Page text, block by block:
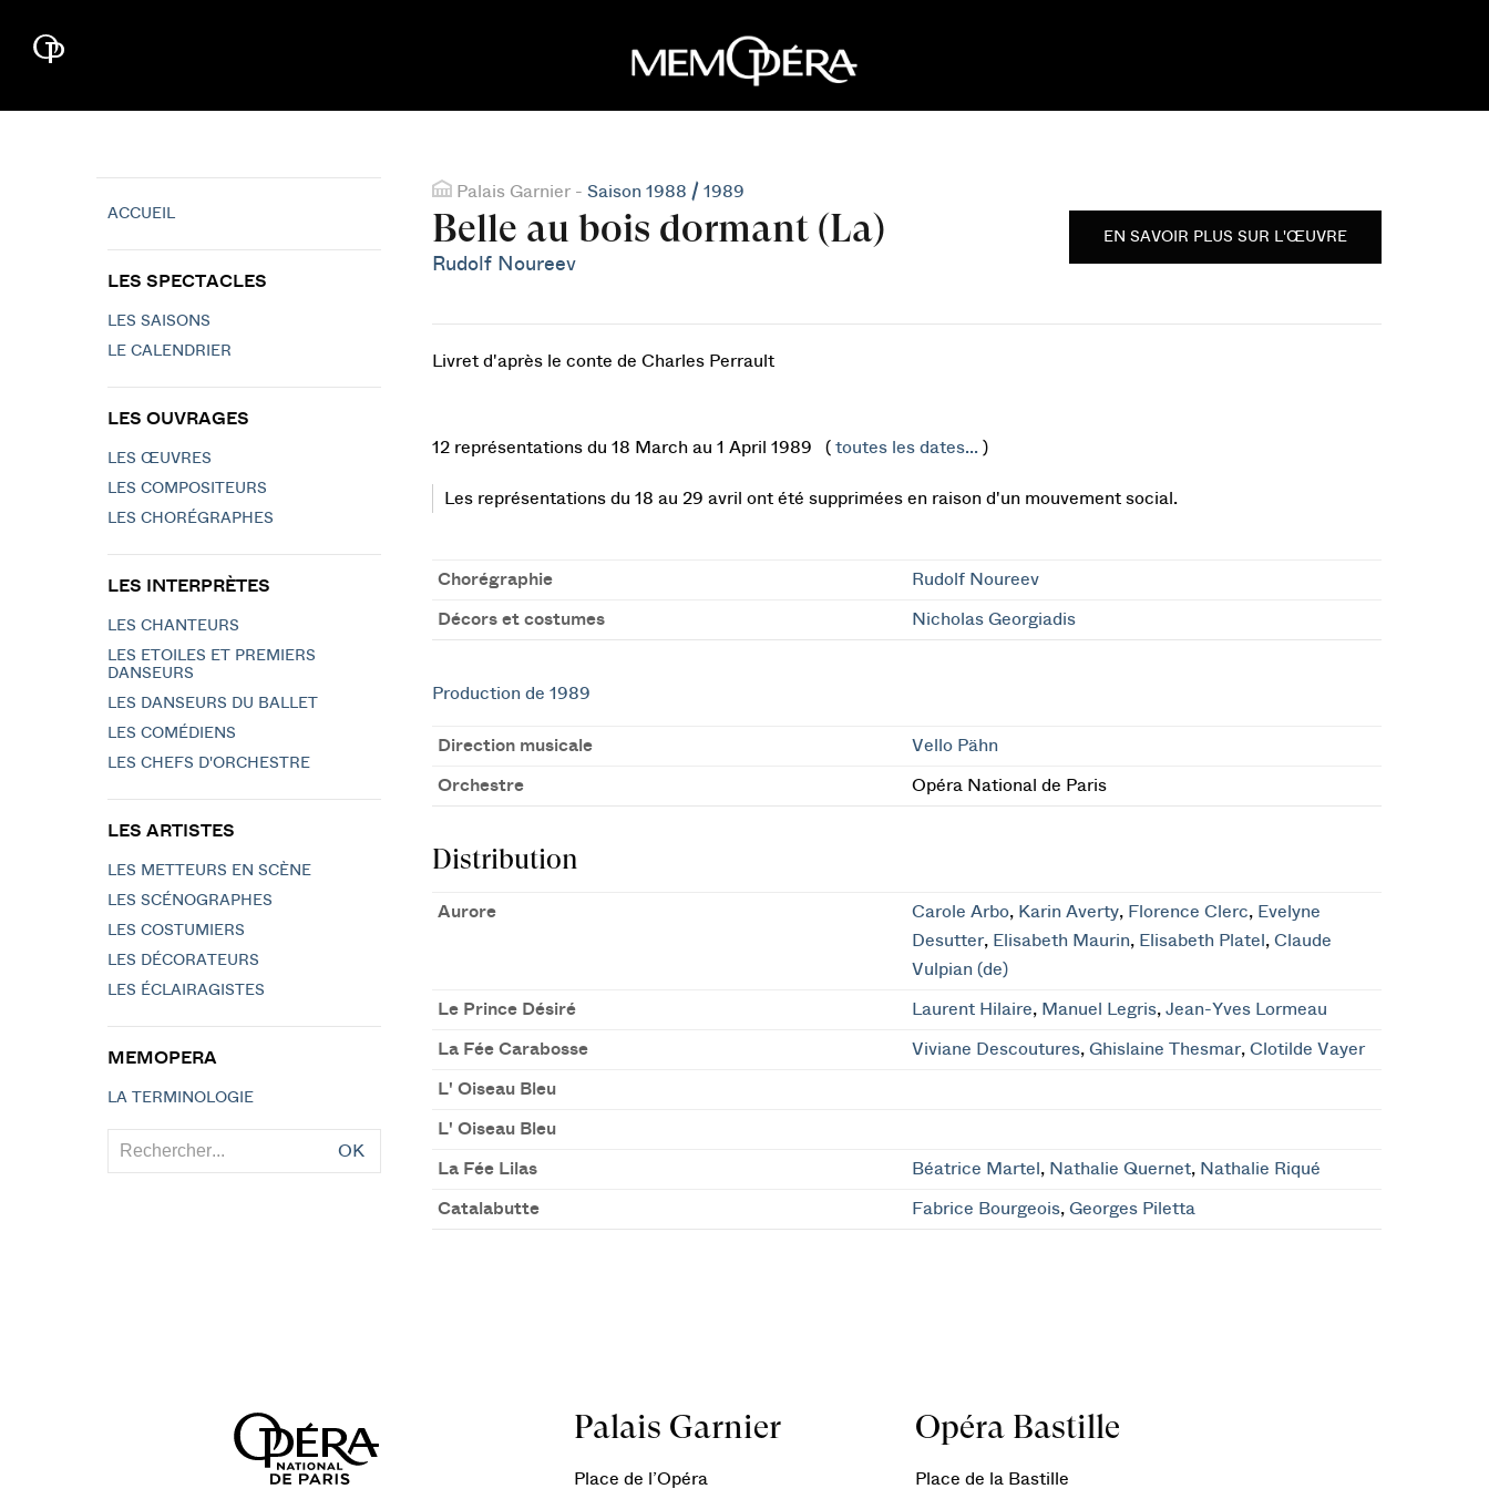
Palais Garnier - Saison 1988 / 1989
Belle au bois dormant (La)
Rudolf Noureev
EN SAVOIR PLUS SUR L'ŒUVRE
Livret d'après le conte de Charles Perrault
12 représentations du 18 March au 1 April 1989 ( toutes les dates...)
Les représentations du 18 au 29 avril ont été supprimées en raison d'un mouvement social.
Chorégraphie Rudolf Noureev
Décors et costumes Nicholas Georgiadis
Production de 1989
Direction musicale Vello Pähn
Orchestre Opéra National de Paris
Distribution
Aurore Carole Arbo, Karin Averty, Florence Clerc, Evelyne
Desutter, Elisabeth Maurin, Elisabeth Platel ,Claude
Vulpian (de)
Le Prince Désiré Laurent Hilaire, Manuel Legris,Jean-Yves Lormeau
La Fée Carabosse Viviane Descoutures,Ghislaine Thesmar,Clotilde Vayer
L' Oiseau Bleu
L' Oiseau Bleu
La Fée Lilas Béatrice Martel , Nathalie Quernet, Nathalie Riqué
Catalabutte Fabrice Bourgeois,Georges Piletta
ACCUEIL
LES SPECTACLES
LES SAISONS
LE CALENDRIER
LES OUVRAGES
LES ŒUVRES
LES COMPOSITEURS
LES CHORÉGRAPHES
LES INTERPRÈTES
LES CHANTEURS
LES ETOILES ET PREMIERS
DANSEURS
LES DANSEURS DU BALLET
LES COMÉDIENS
LES CHEFS D'ORCHESTRE
LES ARTISTES
LES METTEURS EN SCÈNE
LES SCÉNOGRAPHES
LES COSTUMIERS
LES DÉCORATEURS
LES ÉCLAIRAGISTES
MEMOPERA
LA TERMINOLOGIE
OK
Palais Garnier
Place de l’Opéra
Opéra Bastille
Place de la Bastille